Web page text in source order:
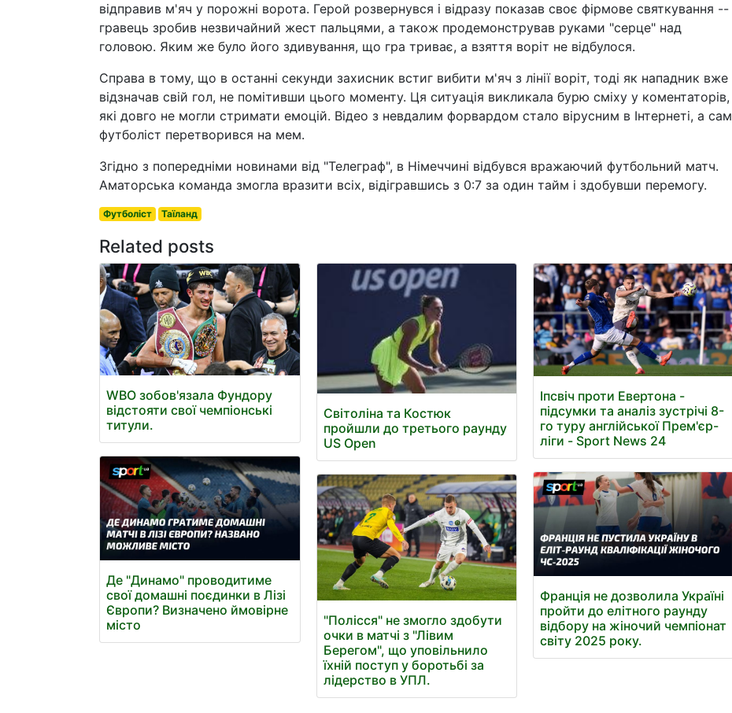
відправив м'яч у порожні ворота. Герой розвернувся і відразу показав своє фірмове святкування --
гравець зробив незвичайний жест пальцями, а також продемонстрував руками "серце" над
головою. Яким же було його здивування, що гра триває, а взяття воріт не відбулося.
Справа в тому, що в останні секунди захисник встиг вибити м'яч з лінії воріт, тоді як нападник вже
відзначав свій гол, не помітивши цього моменту. Ця ситуація викликала бурю сміху у коментаторів,
які довго не могли стримати емоцій. Відео з невдалим форвардом стало вірусним в Інтернеті, а сам
футболіст перетворився на мем.
Згідно з попередніми новинами від "Телеграф", в Німеччині відбувся вражаючий футбольний матч.
Аматорська команда змогла вразити всіх, відігравшись з 0:7 за один тайм і здобувши перемогу.
Футболіст Таїланд
Related posts
WBO зобов'язала Фундору
відстояти свої чемпіонські
титули.
Де "Динамо" проводитиме
свої домашні поєдинки в Лізі
Європи? Визначено ймовірне
місто
Світоліна та Костюк
пройшли до третього раунду
US Open
"Полісся" не змогло здобути
очки в матчі з "Лівим
Берегом", що уповільнило
їхній поступ у боротьбі за
лідерство в УПЛ.
Іпсвіч проти Евертона -
підсумки та аналіз зустрічі 8-
го туру англійської Прем'єр-
ліги - Sport News 24
Франція не дозволила Україні
пройти до елітного раунду
відбору на жіночий чемпіонат
світу 2025 року.